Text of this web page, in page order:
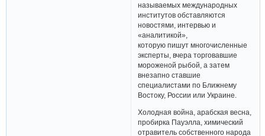
называемых международных
институтов обставляются
новостями, интервью и
«аналитикой»,
которую пишут многочисленные
эксперты, вчера торговавшие
мороженой рыбой, а затем
внезапно ставшие
специалистами по Ближнему
Востоку, России или Украине.
Холодная война, арабская весна,
пробирка Пауэлла, химический
отравитель собственного народа